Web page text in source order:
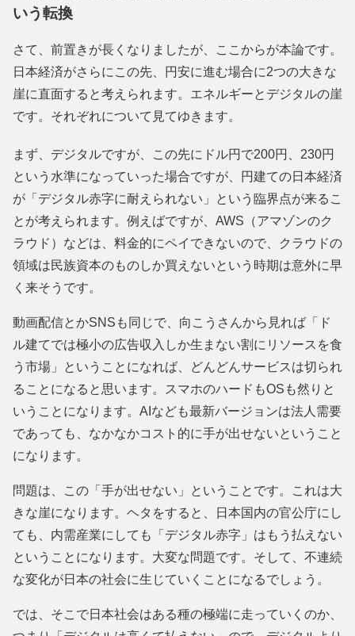
いう転換
さて、前置きが長くなりましたが、ここからが本論です。
日本経済がさらにこの先、円安に進む場合に2つの大きな
崖に直面すると考えられます。エネルギーとデジタルの崖
です。それぞれについて見てゆきます。
まず、デジタルですが、この先にドル円で200円、230円
という水準になっていった場合ですが、円建ての日本経済
が「デジタル赤字に耐えられない」という臨界点が来るこ
とが考えられます。例えばですが、AWS（アマゾンのク
ラウド）などは、料金的にペイできないので、クラウドの
領域は民族資本のものしか買えないという時期は意外に早
く来そうです。
動画配信とかSNSも同じで、向こうさんから見れば「ド
ル建てでは極小の広告収入しか生まない割にリソースを食
う市場」ということになれば、どんどんサービスは切られ
ることになると思います。スマホのハードもOSも然りと
いうことになります。AIなども最新バージョンは法人需要
であっても、なかなかコスト的に手が出せないということ
になります。
問題は、この「手が出せない」ということです。これは大
きな崖になります。ヘタをすると、日本国内の官公庁にし
ても、内需産業にしても「デジタル赤字」はもう払えない
ということになります。大変な問題です。そして、不連続
な変化が日本の社会に生じていくことになるでしょう。
では、そこで日本社会はある種の極端に走っていくのか、